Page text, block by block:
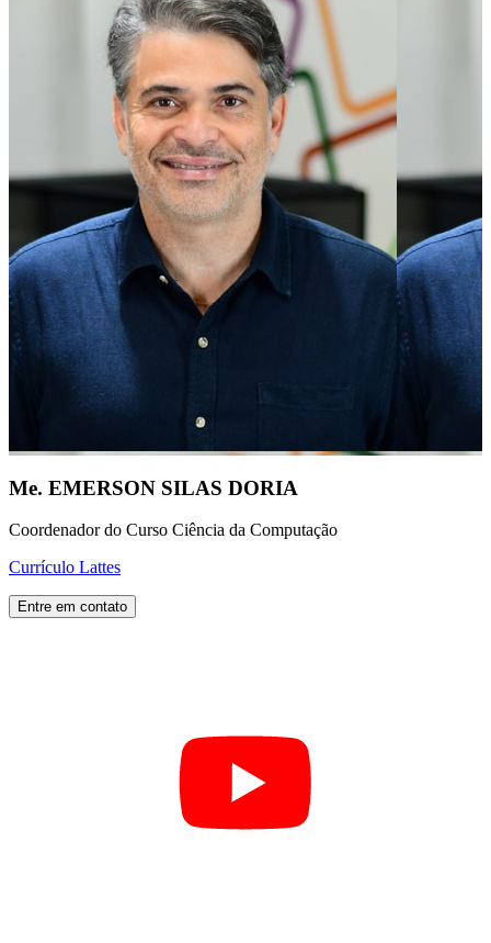
Me. EMERSON SILAS DORIA
Coordenador do Curso Ciência da Computação
Currículo Lattes
Entre em contato